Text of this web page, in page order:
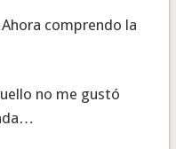
comprendo la
no me gustó